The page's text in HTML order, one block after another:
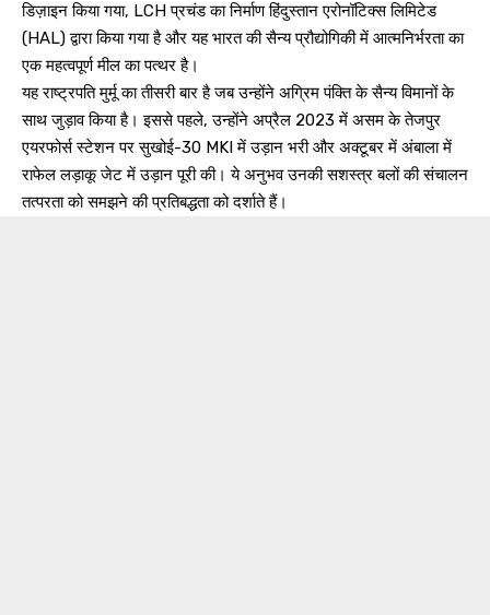
डिज़ाइन किया गया, LCH प्रचंड का निर्माण हिंदुस्तान एरोनॉटिक्स लिमिटेड
(HAL) द्वारा किया गया है और यह भारत की सैन्य प्रौद्योगिकी में आत्मनिर्भरता का
एक महत्वपूर्ण मील का पत्थर है।
यह राष्ट्रपति मुर्मू का तीसरी बार है जब उन्होंने अग्रिम पंक्ति के सैन्य विमानों के
साथ जुड़ाव किया है। इससे पहले, उन्होंने अप्रैल 2023 में असम के तेजपुर
एयरफोर्स स्टेशन पर सुखोई-30 MKI में उड़ान भरी और अक्टूबर में अंबाला में
राफेल लड़ाकू जेट में उड़ान पूरी की। ये अनुभव उनकी सशस्त्र बलों की संचालन
तत्परता को समझने की प्रतिबद्धता को दर्शाते हैं।